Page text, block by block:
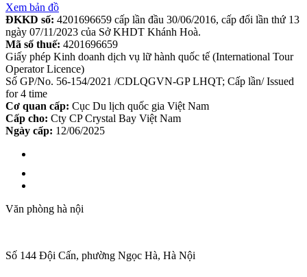
Xem bản đồ
ĐKKD số: 4201696659 cấp lần đầu 30/06/2016, cấp đổi lần thứ 13
ngày 07/11/2023 của Sở KHDT Khánh Hoà.
Mã số thuế: 4201696659
Giấy phép Kinh doanh dịch vụ lữ hành quốc tế (International Tour
Operator Licence)
Số GP/No. 56-154/2021 /CDLQGVN-GP LHQT; Cấp lần/ Issued
for 4 time
Cơ quan cấp: Cục Du lịch quốc gia Việt Nam
Cấp cho: Cty CP Crystal Bay Việt Nam
Ngày cấp: 12/06/2025
Văn phòng hà nội
Số 144 Đội Cấn, phường Ngọc Hà, Hà Nội